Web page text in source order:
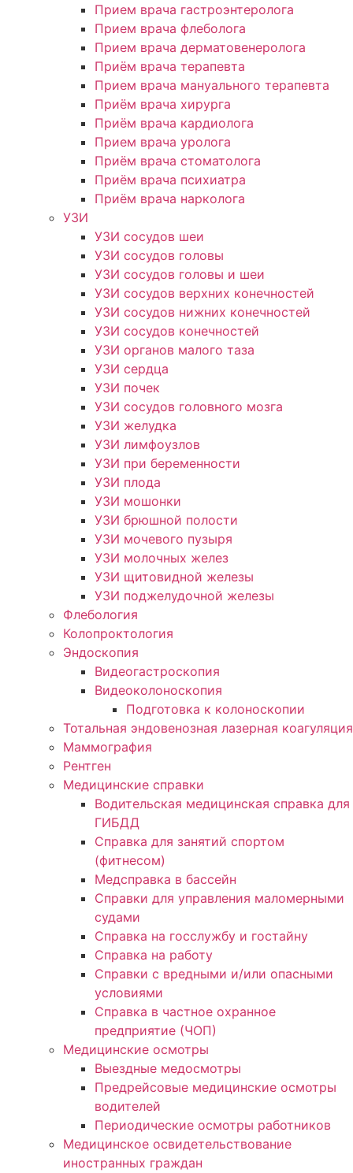
Прием врача гастроэнтеролога
Прием врача флеболога
Прием врача дерматовенеролога
Приём врача терапевта
Прием врача мануального терапевта
Приём врача хирурга
Приём врача кардиолога
Прием врача уролога
Приём врача стоматолога
Приём врача психиатра
Приём врача нарколога
УЗИ
УЗИ сосудов шеи
УЗИ сосудов головы
УЗИ сосудов головы и шеи
УЗИ сосудов верхних конечностей
УЗИ сосудов нижних конечностей
УЗИ сосудов конечностей
УЗИ органов малого таза
УЗИ сердца
УЗИ почек
УЗИ сосудов головного мозга
УЗИ желудка
УЗИ лимфоузлов
УЗИ при беременности
УЗИ плода
УЗИ мошонки
УЗИ брюшной полости
УЗИ мочевого пузыря
УЗИ молочных желез
УЗИ щитовидной железы
УЗИ поджелудочной железы
Флебология
Колопроктология
Эндоскопия
Видеогастроскопия
Видеоколоноскопия
Подготовка к колоноскопии
Тотальная эндовенозная лазерная коагуляция
Маммография
Рентген
Медицинские справки
Водительская медицинская справка для
ГИБДД
Справка для занятий спортом
(фитнесом)
Медсправка в бассейн
Справки для управления маломерными
судами
Справка на госслужбу и гостайну
Справка на работу
Cправки с вредными и/или опасными
условиями
Справка в частное охранное
предприятие (ЧОП)
Медицинские осмотры
Выездные медосмотры
Предрейсовые медицинские осмотры
водителей
Периодические осмотры работников
Медицинское освидетельствование
иностранных граждан